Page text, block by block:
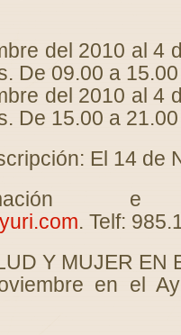
del 2010 al 4
De 09.00 a
del 2010 al 4
De 15.00 a
El 14 de
e
. Telf:
Y MUJER EN
en el